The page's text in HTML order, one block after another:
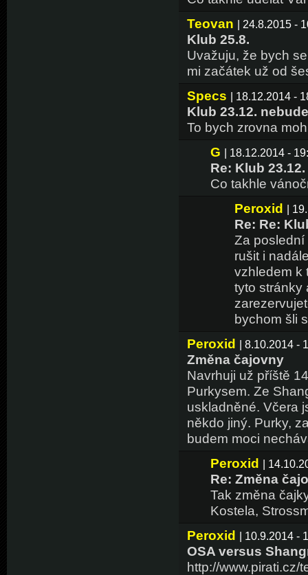
Teovan | 24.8.2015 -
Klub 25.8.
Uvažuju, že bych
mi začátek už od
Specs | 18.12.2014 -
Klub 23.12.
To bych zrovna
G | 18.12.2014 -
Re: Klub
Co takhle
Peroxid |
Re: Re:
Za poslední
rušit i
vzhledem k
tyto stránky
bychom šli
Peroxid | 8.10.2014 -
Změna čajovny
Navrhuji už příště
Purkysem. Ze
uskladněné. Včera
někdo jiný. Purky,
budem moci
Peroxid |
Re: Změna
Tak změna
Kostela,
Peroxid | 10.9.2014 -
OSA versus
http://www.pirati.cz/